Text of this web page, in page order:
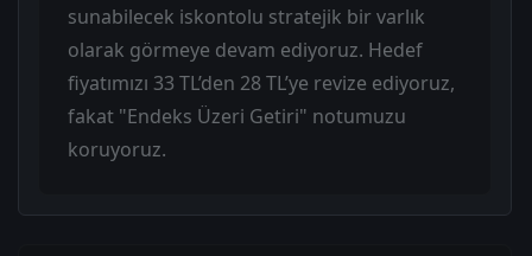
sunabilecek iskontolu stratejik bir varlık
olarak görmeye devam ediyoruz. Hedef
fiyatımızı 33 TL’den 28 TL’ye revize ediyoruz,
fakat "Endeks Üzeri Getiri" notumuzu
koruyoruz.